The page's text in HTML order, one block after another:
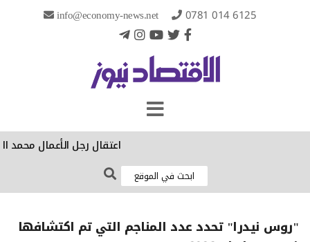
info@economy-news.net 0781 014 6125
‏اعتقال رجل الأعمال محمد
"روس نيدرا" تحدد عدد المناجم التي تم اكتشافها